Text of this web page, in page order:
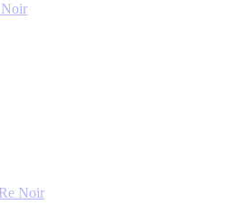
Noir